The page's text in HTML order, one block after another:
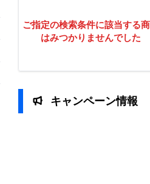
ご指定の検索条件に該当する
はみつかりませんでした
キャンペーン情報